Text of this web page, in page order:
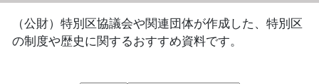
（公財）特別区協議会や関連団体が作成した、特別区
の制度や歴史に関するおすすめ資料です。